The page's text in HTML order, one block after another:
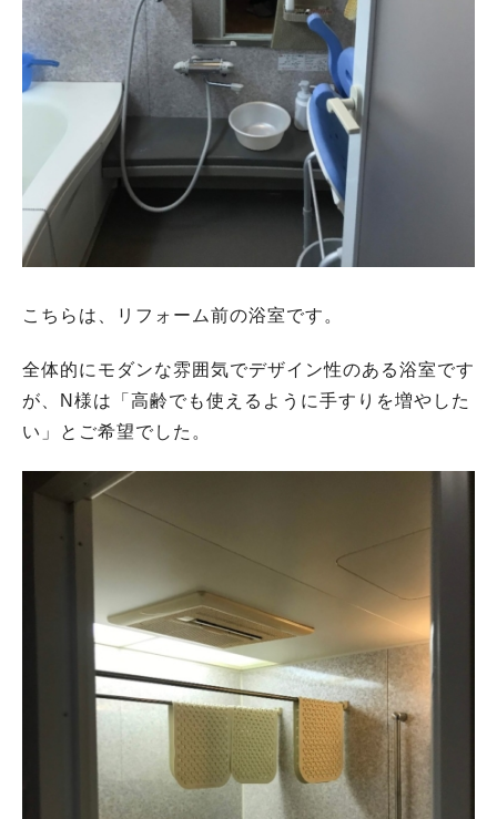
こちらは、リフォーム前の浴室です。
全体的にモダンな雰囲気でデザイン性のある浴室です
が、N様は「高齢でも使えるように手すりを増やした
い」とご希望でした。